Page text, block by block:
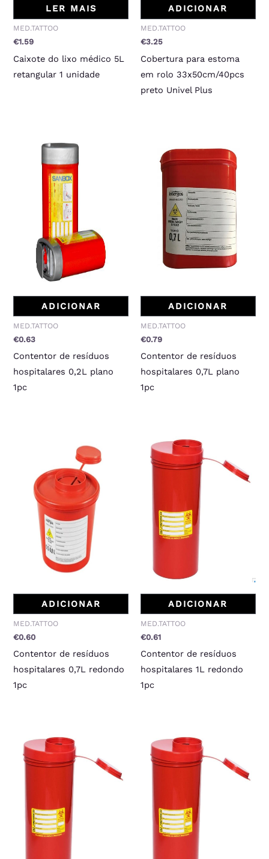
LER MAIS
MED.TATTOO
€1.59
Caixote do lixo médico 5L
retangular 1 unidade
ADICIONAR
MED.TATTOO
€3.25
Cobertura para estoma
em rolo 33x50cm/40pcs
preto Univel Plus
ADICIONAR
MED.TATTOO
€0.63
Contentor de resíduos
hospitalares 0,2L plano
1pc
ADICIONAR
MED.TATTOO
€0.79
Contentor de resíduos
hospitalares 0,7L plano
1pc
ADICIONAR
MED.TATTOO
€0.60
Contentor de resíduos
hospitalares 0,7L redondo
1pc
ADICIONAR
MED.TATTOO
€0.61
Contentor de resíduos
hospitalares 1L redondo
1pc